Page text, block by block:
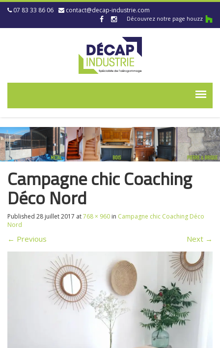
07 83 33 86 06 contact@decap-industrie.com
Découvrez notre page houzz
Campagne chic Coaching
Déco Nord
Published 28 juillet 2017 at768 × 960 in Campagne chic Coaching Déco
Nord
← Previous Next →